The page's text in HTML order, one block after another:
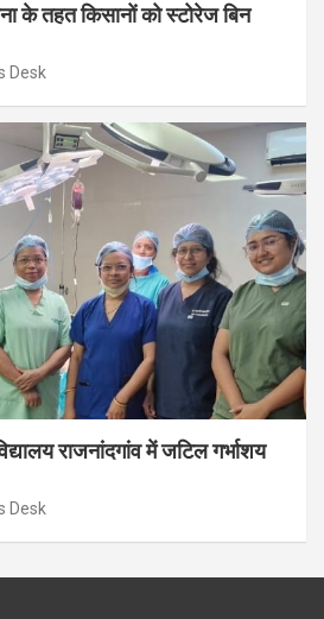
के तहत किसानों को स्टोरेज बिन
Desk
राजनांदगांव में जटिल गर्भाशय
Desk